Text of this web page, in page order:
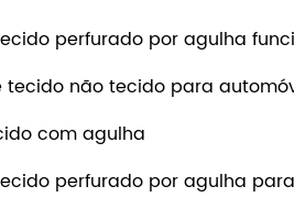
perfurado por agulha
tecido não tecido para
com agulha
perfurado por agulha para